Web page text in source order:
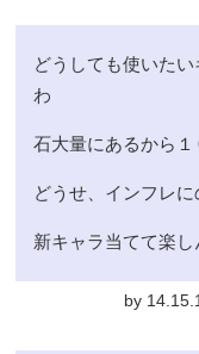
どうしても使いた
わ
石大量にあるから
どうせ、インフレ
新キャラ当てて楽し
by